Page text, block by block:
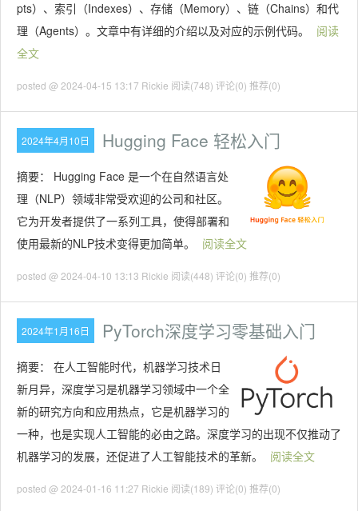
pts）、索引（Indexes）、存储（Memory）、链（Chains）和代
理（Agents）。文章中有详细的介绍以及对应的示例代码。
阅读
全文
posted @ 2024-04-15 13:17 Rickie 阅读(748) 评论(0) 推荐(0)
2024年4月10日 Hugging Face 轻松入门
摘要： Hugging Face 是一个在自然语言处
理（NLP）领域非常受欢迎的公司和社区。
它为开发者提供了一系列工具，使得部署和
使用最新的NLP技术变得更加简单。
阅读全文
posted @ 2024-04-10 13:13 Rickie 阅读(448) 评论(0) 推荐(0)
2024年1月16日 PyTorch深度学习零基础入门
摘要： 在人工智能时代，机器学习技术日
新月异，深度学习是机器学习领域中一个全
新的研究方向和应用热点，它是机器学习的
一种，也是实现人工智能的必由之路。深度学习的出现不仅推动了
机器学习的发展，还促进了人工智能技术的革新。
阅读全文
posted @ 2024-01-16 11:27 Rickie 阅读(189) 评论(0) 推荐(0)